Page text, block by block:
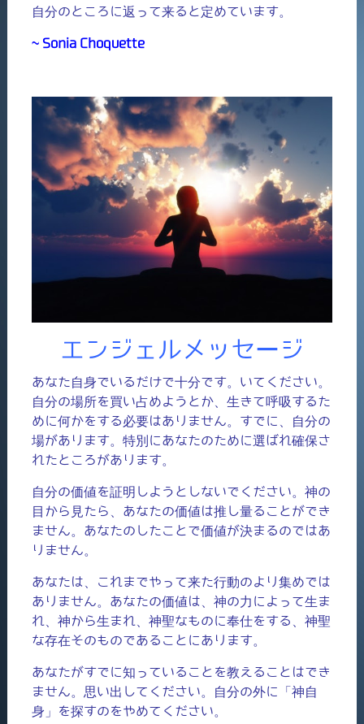
自分のところに返って来ると定めています。
~ Sonia Choquette
エンジェルメッセージ
あなた自身でいるだけで十分です。いてください。
自分の場所を買い占めようとか、生きて呼吸するた
めに何かをする必要はありません。すでに、自分の
場があります。特別にあなたのために選ばれ確保さ
れたところがあります。
自分の価値を証明しようとしないでください。神の
目から見たら、あなたの価値は推し量ることができ
ません。あなたのしたことで価値が決まるのではあ
りません。
あなたは、これまでやって来た行動のより集めでは
ありません。あなたの価値は、神の力によって生ま
れ、神から生まれ、神聖なものに奉仕をする、神聖
な存在そのものであることにあります。
あなたがすでに知っていることを教えることはでき
ません。思い出してください。自分の外に「神自
身」を探すのをやめてください。